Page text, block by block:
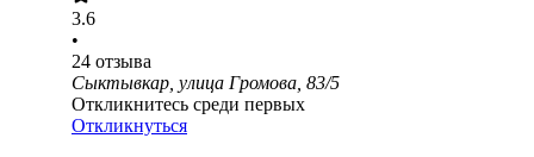
3.6
•
24 отзыва
Сыктывкар, улица Громова, 83/5
Откликнитесь среди первых
Откликнуться